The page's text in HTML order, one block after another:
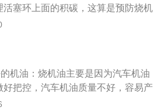
塞环上面的积碳，这算是预防烧机
意一下自己的驾车习惯，不要过于
。最后操作注射管就可以抽取多余
当然，我们还可以直接去到汽修店
来块钱吧。烧机油的原因：气门油
面，但随着时间的推延，多多少少
响气门的密封性，这样一来就很容
机油：烧机油主要是因为汽车机油
把控，汽车机油质量不好，容易产
机油的方式，可以从根源上避免汽